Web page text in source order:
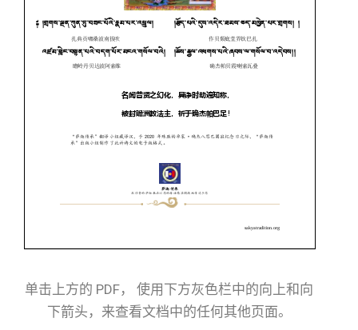
单击上方的 PDF， 使用下方灰色栏中的向上和向
下箭头，来查看文档中的任何其他页面。